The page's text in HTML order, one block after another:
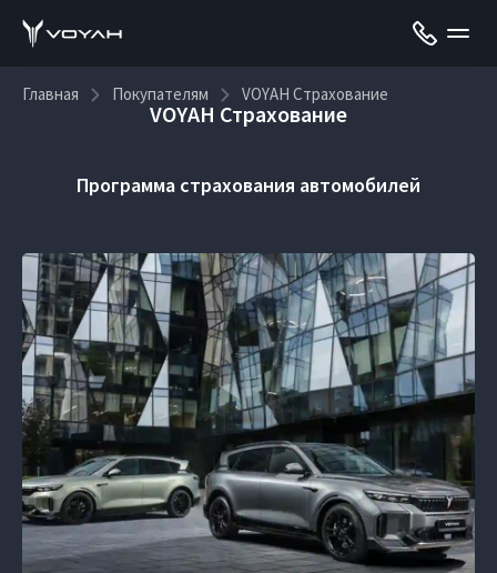
Главная Покупателям VOYAH Страхование
VOYAH Страхование
Программа страхования автомобилей